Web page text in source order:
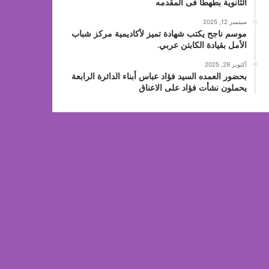
الثانوية بطهطا فى المقدمه
سبتمبر 12, 2025
موسم ناجح يكتب شهادة تميز لأكاديمية مركز شباب
الأمل بقيادة الكابتن عربي.
أكتوبر 29, 2025
بحضور العمده السيد فؤاد عباس أبناء الدائرة الرابعة
يحملون نشأت فؤاد على الاعناق